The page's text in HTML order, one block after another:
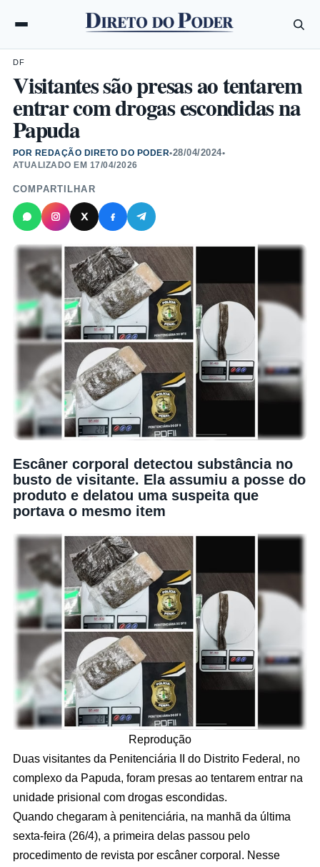
DF
Visitantes são presas ao tentarem
entrar com drogas escondidas na
Papuda
POR REDAÇÃO DIRETO DO PODER•28/04/2024•
ATUALIZADO EM 17/04/2026
COMPARTILHAR
Escâner corporal detectou substância no
busto de visitante. Ela assumiu a posse do
produto e delatou uma suspeita que
portava o mesmo item
Reprodução
Duas visitantes da Penitenciária II do Distrito Federal, no
complexo da Papuda, foram presas ao tentarem entrar na
unidade prisional com drogas escondidas.
Quando chegaram à penitenciária, na manhã da última
sexta-feira (26/4), a primeira delas passou pelo
procedimento de revista por escâner corporal. Nesse